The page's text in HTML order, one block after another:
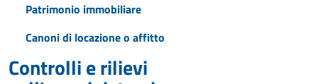
Patrimonio immobiliare
Canoni di locazione o affitto
Controlli e rilievi